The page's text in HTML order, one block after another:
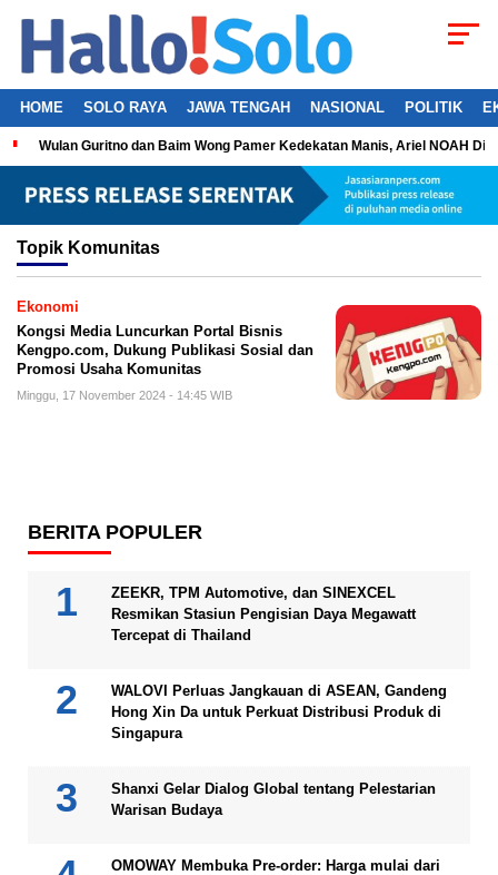
HOME SOLO RAYA JAWA TENGAH NASIONAL POLITIK
Wulan Guritno dan Baim Wong Pamer Kedekatan Manis, Ariel NOAH
Topik Komunitas
Ekonomi
Kongsi Media Luncurkan Portal Bisnis
Kengpo.com, Dukung Publikasi Sosial dan
Promosi Usaha Komunitas
Minggu, 17 November 2024 - 14:45 WIB
BERITA POPULER
ZEEKR, TPM Automotive, dan SINEXCEL
Resmikan Stasiun Pengisian Daya Megawatt
Tercepat di Thailand
WALOVI Perluas Jangkauan di ASEAN, Gandeng
Hong Xin Da untuk Perkuat Distribusi Produk di
Singapura
Shanxi Gelar Dialog Global tentang Pelestarian
Warisan Budaya
OMOWAY Membuka Pre-order: Harga mulai dari